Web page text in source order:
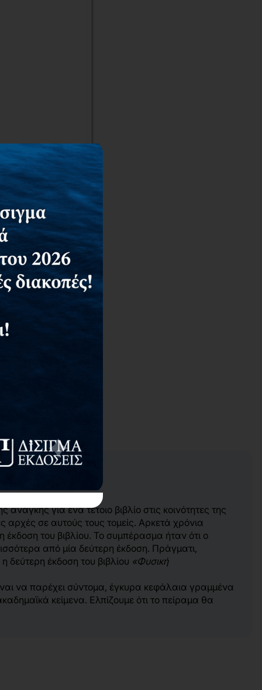
για ένα τέτοιο βιβλίο στις κοινότητες της
αρχές σε αυτούς τους τομείς. Αρκετά χρόνια
έκδοση του βιβλίου. Το συμπέρασμα ήταν ότι ο
από μία δεύτερη έκδοση. Πράγματι,
δεύτερη έκδοση του βιβλίου «Φυσική
να παρέχει σύντομα, έγκυρα κεφάλαια γραμμένα
κείμενα. Ελπίζουμε ότι το πείραμα θα